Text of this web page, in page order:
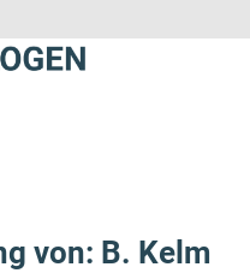
von: B. Kelm